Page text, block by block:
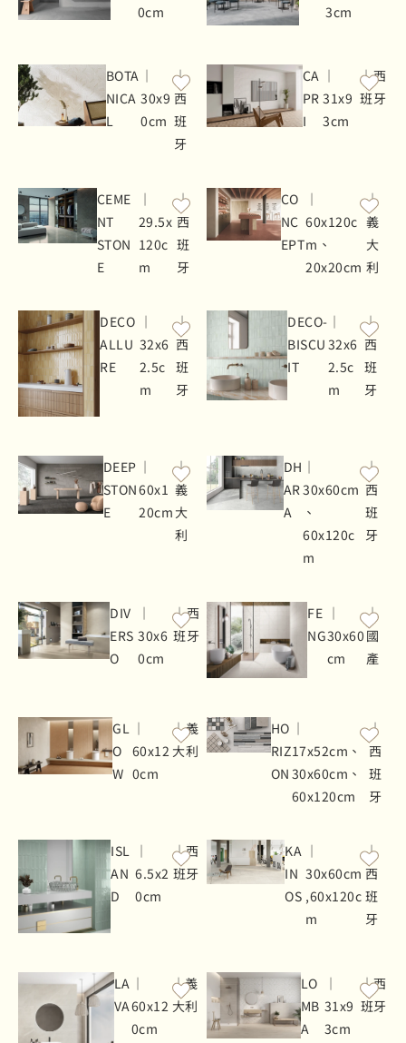
0cm
3cm
BOTA
NICA
L
｜
30x9
0cm
｜
西
班
牙
CA
PR
I
｜
31x9
3cm
｜西
班牙
CEME
NT
STON
E
｜
29.5x
120c
m
｜
西
班
牙
CO
NC
EPT
｜
60x120c
m、
20x20cm
｜
義
大
利
DECO
ALLU
RE
｜
32x6
2.5c
m
｜
西
班
牙
DECO-
BISCU
IT
｜
32x6
2.5c
m
｜
西
班
牙
DEEP
STON
E
｜
60x1
20cm
｜
義
大
利
DH
AR
A
｜
30x60cm
、
60x120c
m
｜
西
班
牙
DIV
ERS
O
｜
30x6
0cm
｜西
班牙
FE
NG
｜
30x60
cm
｜
國
產
GL
O
W
｜
60x12
0cm
｜義
大利
HO
RIZ
ON
｜
17x52cm、
30x60cm、
60x120cm
｜
西
班
牙
ISL
AN
D
｜
6.5x2
0cm
｜西
班牙
KA
IN
OS
｜
30x60cm
,60x120c
m
｜
西
班
牙
LA
VA
｜
60x12
0cm
｜義
大利
LO
MB
A
｜
31x9
3cm
｜西
班牙